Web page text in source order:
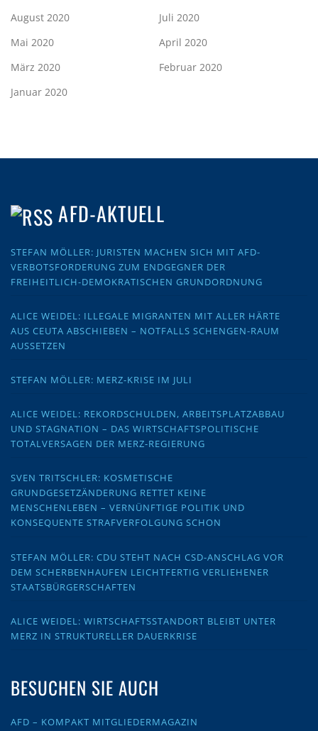
August 2020
Juli 2020
Mai 2020
April 2020
März 2020
Februar 2020
Januar 2020
AFD-AKTUELL
STEFAN MÖLLER: JURISTEN MACHEN SICH MIT AFD-
VERBOTSFORDERUNG ZUM ENDGEGNER DER
FREIHEITLICH-DEMOKRATISCHEN GRUNDORDNUNG
ALICE WEIDEL: ILLEGALE MIGRANTEN MIT ALLER HÄRTE
AUS CEUTA ABSCHIEBEN – NOTFALLS SCHENGEN-RAUM
AUSSETZEN
STEFAN MÖLLER: MERZ-KRISE IM JULI
ALICE WEIDEL: REKORDSCHULDEN, ARBEITSPLATZABBAU
UND STAGNATION – DAS WIRTSCHAFTSPOLITISCHE
TOTALVERSAGEN DER MERZ-REGIERUNG
SVEN TRITSCHLER: KOSMETISCHE
GRUNDGESETZÄNDERUNG RETTET KEINE
MENSCHENLEBEN – VERNÜNFTIGE POLITIK UND
KONSEQUENTE STRAFVERFOLGUNG SCHON
STEFAN MÖLLER: CDU STEHT NACH CSD-ANSCHLAG VOR
DEM SCHERBENHAUFEN LEICHTFERTIG VERLIEHENER
STAATSBÜRGERSCHAFTEN
ALICE WEIDEL: WIRTSCHAFTSSTANDORT BLEIBT UNTER
MERZ IN STRUKTURELLER DAUERKRISE
BESUCHEN SIE AUCH
AFD – KOMPAKT MITGLIEDERMAGAZIN